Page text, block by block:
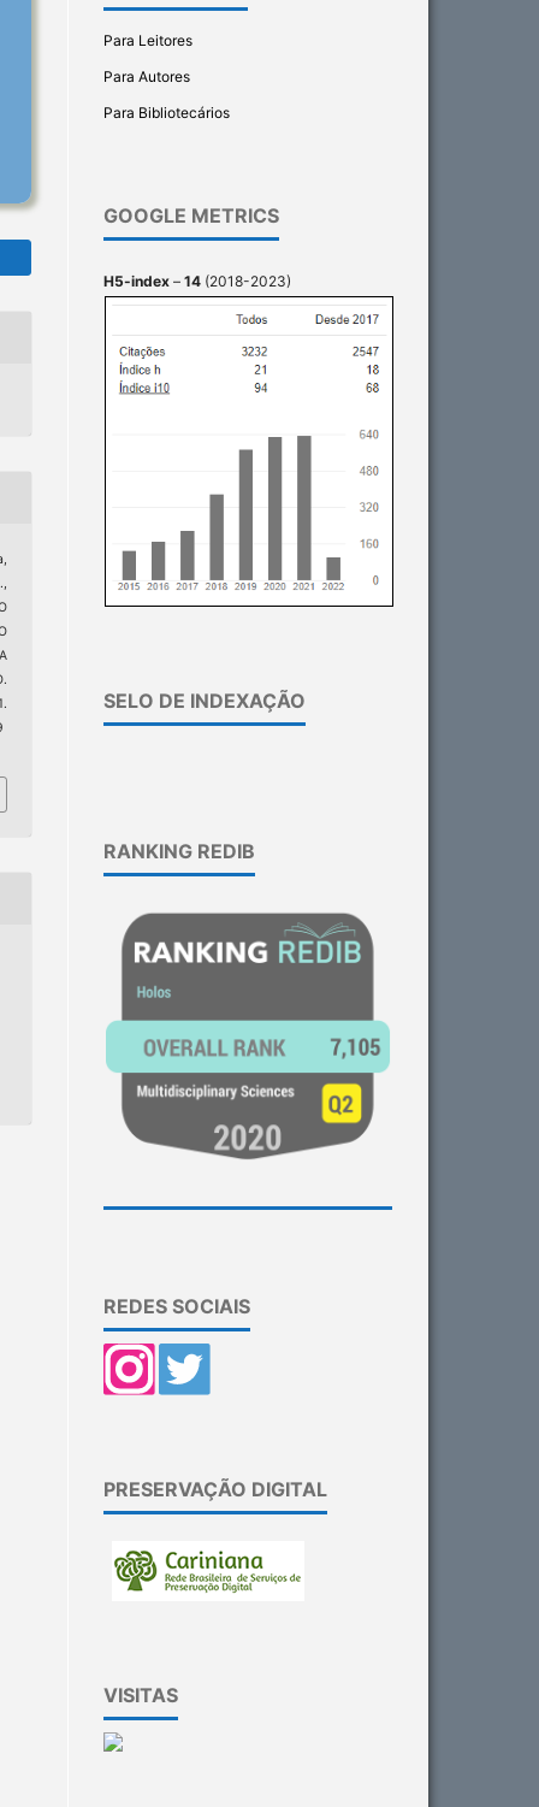
Para Leitores
Para Autores
Para Bibliotecários
GOOGLE METRICS
H5-index – 14 (2018-2023)
SELO DE INDEXAÇÃO
RANKING REDIB
REDES SOCIAIS
PRESERVAÇÃO DIGITAL
VISITAS